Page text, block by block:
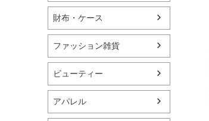
財布・ケース
ファッション雑貨
ビューティー
アパレル